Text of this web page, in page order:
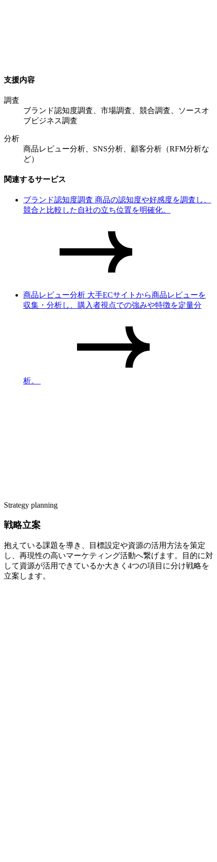
支援内容
調査
ブランド認知度調査、市場調査、競合調査、ソースオ
ブビジネス調査
分析
商品レビュー分析、SNS分析、顧客分析（RFM分析な
ど）
関連するサービス
ブランド認知度調査 商品の認知度や好感度を調査し、
競合と比較した自社の立ち位置を明確化。
商品レビュー分析 大手ECサイトから商品レビューを
収集・分析し、購入者視点での強みや特徴を定量分
析。
Strategy planning
戦略立案
抱えている課題を導き、目標設定や資源の活用方法を策定
し、再現性の高いマーケティング活動へ繋げます。目的に対
して資源が活用できているか大きく4つの項目に分け戦略を
立案します。